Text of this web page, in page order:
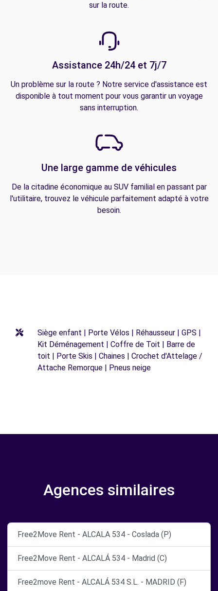
sur la route.
Assistance 24h/24 et 7j/7
Un problème sur la route ? Notre service d'assistance est
disponible à tout moment pour vous garantir un voyage
sans interruption.
Une large gamme de véhicules
De la citadine économique au SUV familial en passant par
l'utilitaire, trouvez le véhicule parfaitement adapté à votre
besoin.
Siège enfant | Porte Vélos | Réhausseur | GPS |
Kit Déménagement | Coffre de Toit | Barre de
toit | Porte Skis | Chaines | Crochet d'Attelage /
Attache Remorque | Pneus neige
Agences similaires
Free2Move Rent - ALCALA 534 - Coslada (P)
Free2Move Rent - ALCALÁ 534 - Madrid (C)
Free2move Rent - ALCALÁ 534 S.L. - MADRID (F)